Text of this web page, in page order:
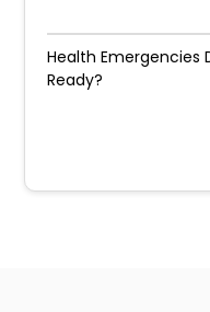
Health Emergencies
Ready?